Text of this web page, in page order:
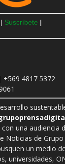
| Suscríbete |
+569 4817 5372
una audiencia
Noticias de
un medio
universidades,